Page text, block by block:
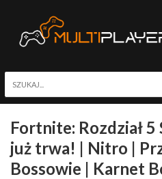
Fortnite: Rozdział 5
już trwa! | Nitro |
Bossowie | Karnet